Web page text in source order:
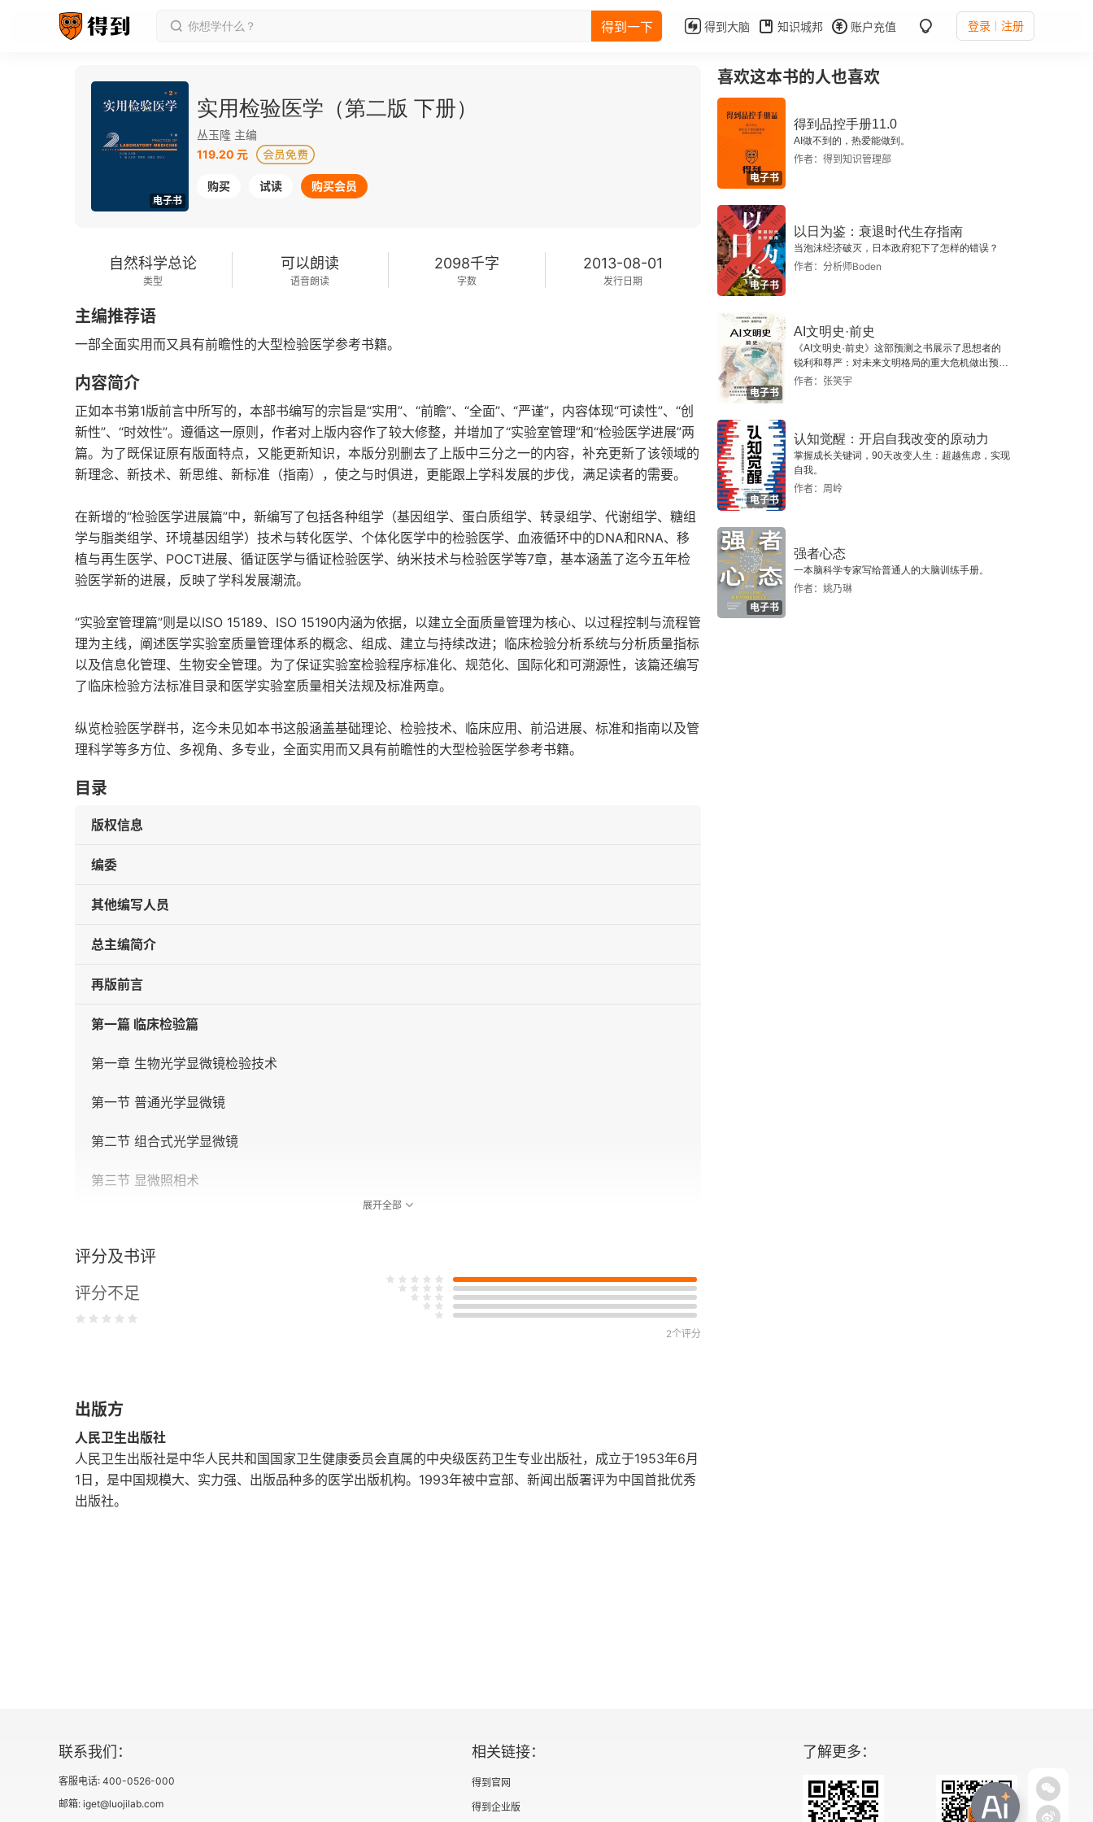
得到一下 得到大脑 知识城邦 账户充值 登录 注册
电子书
实用检验医学（第二版 下册）
丛玉隆 主编
119.20 元
购买 试读 购买会员
自然科学总论
类型
可以朗读
语音朗读
2098千字
字数
2013-08-01
发行日期
主编推荐语
一部全面实用而又具有前瞻性的大型检验医学参考书籍。
内容简介
正如本书第1版前言中所写的，本部书编写的宗旨是“实用”、“前瞻”、“全面”、“严谨”，内容体现“可读性”、“创
新性”、“时效性”。遵循这一原则，作者对上版内容作了较大修整，并增加了“实验室管理”和“检验医学进展”两
篇。为了既保证原有版面特点，又能更新知识，本版分别删去了上版中三分之一的内容，补充更新了该领域的
新理念、新技术、新思维、新标准（指南），使之与时俱进，更能跟上学科发展的步伐，满足读者的需要。
在新增的“检验医学进展篇”中，新编写了包括各种组学（基因组学、蛋白质组学、转录组学、代谢组学、糖组
学与脂类组学、环境基因组学）技术与转化医学、个体化医学中的检验医学、血液循环中的DNA和RNA、移
植与再生医学、POCT进展、循证医学与循证检验医学、纳米技术与检验医学等7章，基本涵盖了迄今五年检
验医学新的进展，反映了学科发展潮流。
“实验室管理篇”则是以ISO 15189、ISO 15190内涵为依据，以建立全面质量管理为核心、以过程控制与流程管
理为主线，阐述医学实验室质量管理体系的概念、组成、建立与持续改进；临床检验分析系统与分析质量指标
以及信息化管理、生物安全管理。为了保证实验室检验程序标准化、规范化、国际化和可溯源性，该篇还编写
了临床检验方法标准目录和医学实验室质量相关法规及标准两章。
纵览检验医学群书，迄今未见如本书这般涵盖基础理论、检验技术、临床应用、前沿进展、标准和指南以及管
理科学等多方位、多视角、多专业，全面实用而又具有前瞻性的大型检验医学参考书籍。
目录
版权信息
编委
其他编写人员
总主编简介
再版前言
第一篇 临床检验篇
第一章 生物光学显微镜检验技术
第一节 普通光学显微镜
第二节 组合式光学显微镜
第三节 显微照相术
参考文献
第二章 血液一般检验技术
第三节 白细胞检验技术
第四节 血小板检验技术
参考文献
第二节 骨髓涂片细胞学检验技术
展开全部
评分及书评
评分不足
2个评分
出版方
人民卫生出版社
人民卫生出版社是中华人民共和国国家卫生健康委员会直属的中央级医药卫生专业出版社，成立于1953年6月
1日，是中国规模大、实力强、出版品种多的医学出版机构。1993年被中宣部、新闻出版署评为中国首批优秀
出版社。
喜欢这本书的人也喜欢
电子书
得到品控手册11.0
AI做不到的，热爱能做到。
作者：得到知识管理部
电子书
以日为鉴：衰退时代生存指南
当泡沫经济破灭，日本政府犯下了怎样的错误？
作者：分析师Boden
电子书
AI文明史·前史
《AI文明史·前史》这部预测之书展示了思想者的
锐利和尊严：对未来文明格局的重大危机做出预
警，提示人类做出智慧的选择。
作者：张笑宇
电子书
认知觉醒：开启自我改变的原动力
掌握成长关键词，90天改变人生：超越焦虑，实现
自我。
作者：周岭
电子书
强者心态
一本脑科学专家写给普通人的大脑训练手册。
作者：姚乃琳
联系我们：
客服电话: 400-0526-000
邮箱: iget@luojilab.com
相关链接：
得到官网
得到企业版
了解更多：